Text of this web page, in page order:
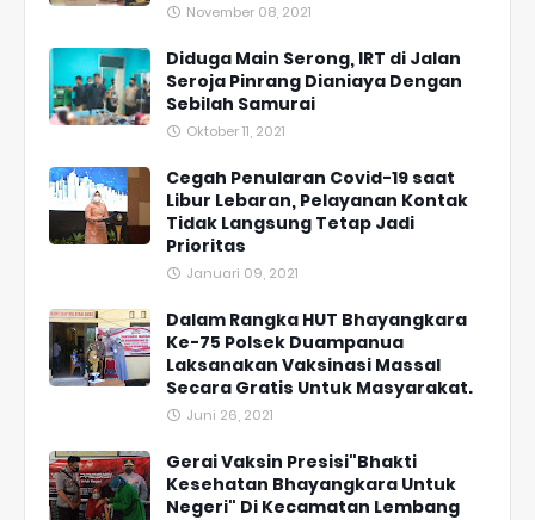
November 08, 2021
Diduga Main Serong, IRT di Jalan
Seroja Pinrang Dianiaya Dengan
Sebilah Samurai
Oktober 11, 2021
Cegah Penularan Covid-19 saat
Libur Lebaran, Pelayanan Kontak
Tidak Langsung Tetap Jadi
Prioritas
Januari 09, 2021
Dalam Rangka HUT Bhayangkara
Ke-75 Polsek Duampanua
Laksanakan Vaksinasi Massal
Secara Gratis Untuk Masyarakat.
Juni 26, 2021
Gerai Vaksin Presisi"Bhakti
Kesehatan Bhayangkara Untuk
Negeri" Di Kecamatan Lembang